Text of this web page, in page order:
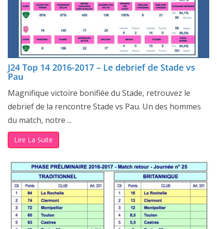
J24 Top 14 2016-2017 – Le debrief de Stade vs
Pau
Magnifique victoire bonifiée du Stade, retrouvez le
debrief de la rencontre Stade vs Pau. Un des hommes
du match, notre ...
Lire La Suite